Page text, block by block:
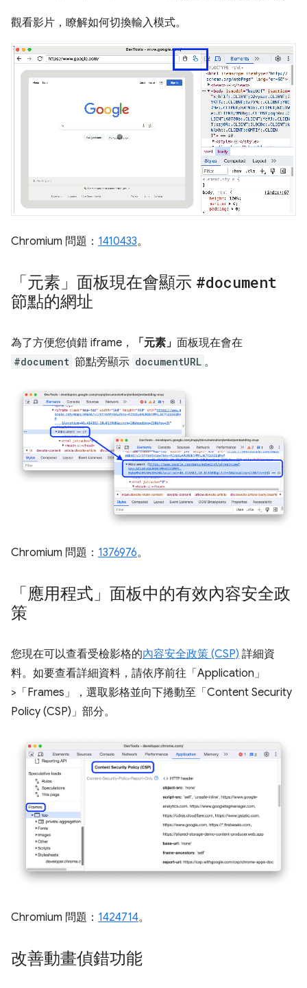
觀看影片，瞭解如何切換輸入模式。
Chromium 問題： 1410433。
「元素」面板現在會顯示 #document
節點的網址
為了方便您偵錯 iframe， 「元素」 面板現在會在
#document 節點旁顯示 documentURL 。
Chromium 問題： 1376976。
「應用程式」面板中的有效內容安全政
策
您現在可以查看受檢影格的內容安全政策 (CSP) 詳細資
料。如要查看詳細資料，請依序前往「Application」
>「Frames」
，選取影格並向下捲動至「Content Security
Policy (CSP)」 部分。
Chromium 問題： 1424714。
改善動畫偵錯功能